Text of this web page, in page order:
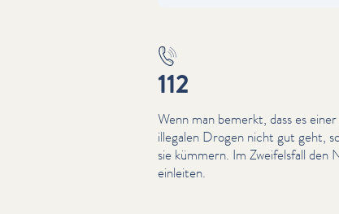
112
Wenn man bemerkt, dass es
illegalen Drogen nicht gut geht,
sie kümmern. Im Zweifels­fall
einleiten.